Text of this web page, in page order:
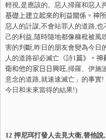
輕視,是應該的。惡人掃羅和惡人
基礎上建立起來的利益關係。神
惡人的計謀,不會站罪人的道路,
己的利益,隨時隨地都像糠秕被風
害的判斷,昨日的朋友會變為今日
人的道路卻必滅亡《詩1篇》。神
衛和他的家日日興旺,掃羅、伊施
意念的道路,就速速滅亡」的事實
今日和未來當得的結果!)
12 押尼珥打發人去見大衛,替他說